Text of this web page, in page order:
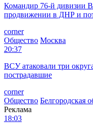
Командир 76-й дивизии
продвижении в ДНР и
corner
Общество Москва
20:37
ВСУ атаковали три
пострадавшие
corner
Общество Белгородская
Реклама
18:03